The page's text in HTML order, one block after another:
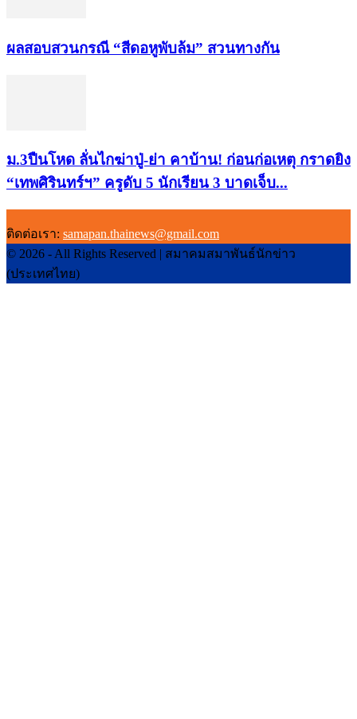
ผลสอบสวนกรณี “สีดอหูพับล้ม” สวนทางกัน
ม.3ปืนโหด ลั่นไกฆ่าปู่-ย่า คาบ้าน! ก่อนก่อเหตุ กราดยิง
“เทพศิรินทร์ฯ” ครูดับ 5 นักเรียน 3 บาดเจ็บ...
ติดต่อเรา: samapan.thainews@gmail.com
© 2026 - All Rights Reserved | สมาคมสมาพันธ์นักข่าว
(ประเทศไทย)